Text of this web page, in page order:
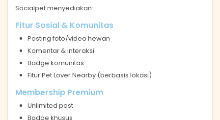
Socialpet menyediakan:
Fitur Sosial & Komunitas
Posting foto/video hewan
Komentar & interaksi
Badge komunitas
Fitur Pet Lover Nearby (berbasis lokasi)
Membership Premium
Unlimited post
Badge khusus